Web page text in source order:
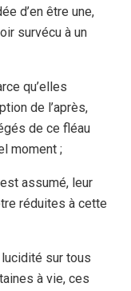
d’en être une,
survécu à un
qu’elles
de l’après,
de ce fléau
moment ;
assumé, leur
réduites à cette
sur tous
à vie, ces